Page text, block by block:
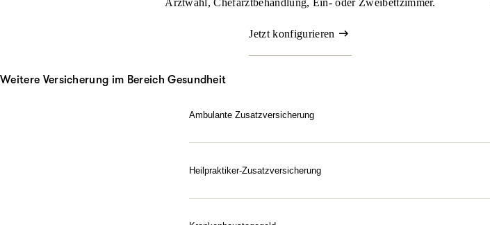
Arztwahl, Chefarztbehandlung, Ein- oder Zweibettzimmer.
Jetzt konfigurieren
Weitere Versicherung im Bereich Gesundheit
Ambulante Zusatzversicherung
Heilpraktiker-Zusatzversicherung
alternativen Heilmitteln.